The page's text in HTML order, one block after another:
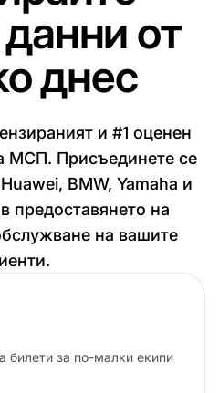
от
днес
и #1 оценен
МСП. Присъединете се
BMW, Yamaha и
предоставянето на
на вашите
билети за по-малки екипи